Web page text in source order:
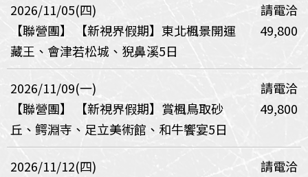
2026/11/05(四)
請電洽
【聯營團】
【新視界假期】東北楓景開運
藏王、會津若松城、猊鼻溪5日
49,800
2026/11/09(一)
請電洽
【聯營團】
【新視界假期】賞楓鳥取砂
丘、鳄淵寺、足立美術館、和牛饗宴5日
49,800
2026/11/12(四)
請電洽